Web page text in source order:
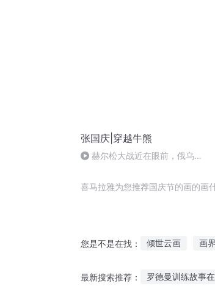
张国庆|穿越牛熊
赫尔松大战近在眼前，俄乌冲
喜马拉雅为您推荐国庆节的画的画
您是不是在找： 倾世云画 画
最新搜索推荐： 罗德曼训练故事